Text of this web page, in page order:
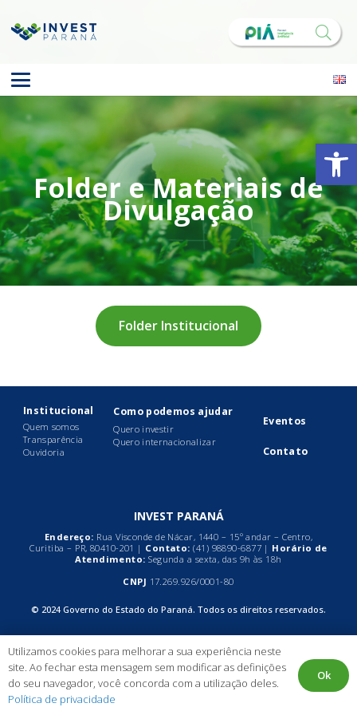
Abrir
Folder e Materiais de
Divulgação
Folder Institucional
Institucional
Quem somos
Transparência
Ouvidoria
Como podemos ajudar
Quero investir
Quero internacionalizar
Eventos
Contato
INVEST PARANÁ
Endereço: Rua Visconde de Nácar, 1440 – 15º andar – Centro,
Curitiba – PR, 80410-201 | Contato: (41) 98890-6877 | Horário de
Atendimento: Segunda a sexta, das 9h às 18h
CNPJ 17.269.926/0001-80
© 2024 Governo do Estado do Paraná. Todos os direitos reservados.
Utilizamos cookies para melhorar a sua experiência neste
site. Ao fechar esta mensagem sem modificar as definições
do seu navegador, você concorda com a utilização deles.
Política de privacidade
Ok